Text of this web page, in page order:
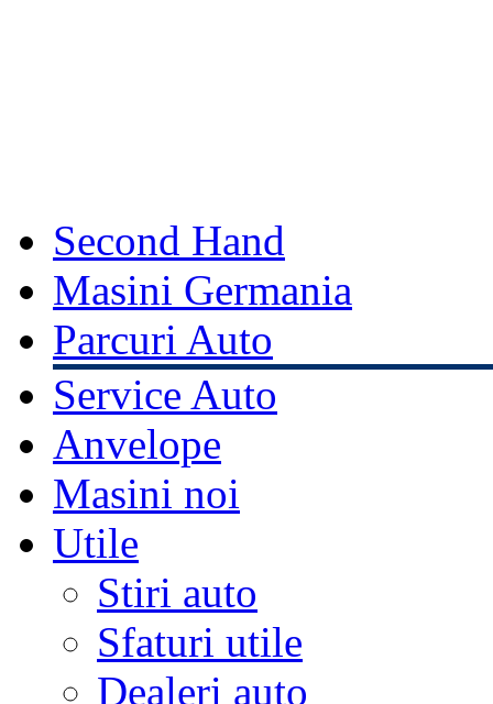
Second Hand
Masini Germania
Parcuri Auto
Service Auto
Anvelope
Masini noi
Utile
Stiri auto
Sfaturi utile
Dealeri auto